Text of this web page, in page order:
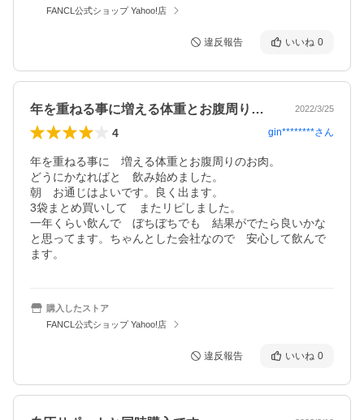
FANCL公式ショップ Yahoo!店
違反報告 いいね 0
年を重ねる事に増える体重とお腹周りのお… 2022/3/25
4 gin********さん
年を重ねる事に　増える体重とお腹周りのお肉。
どうにかなればと　飲み始めました。
朝　お通じはよいです。良く出ます。
3袋まとめ買いして　またリピしました。
一年くらい飲んで　ぼちぼちでも　結果がでたら良いかな
と思ってます。ちゃんとした会社なので　安心して飲んで
ます。
購入したストア
FANCL公式ショップ Yahoo!店
違反報告 いいね 0